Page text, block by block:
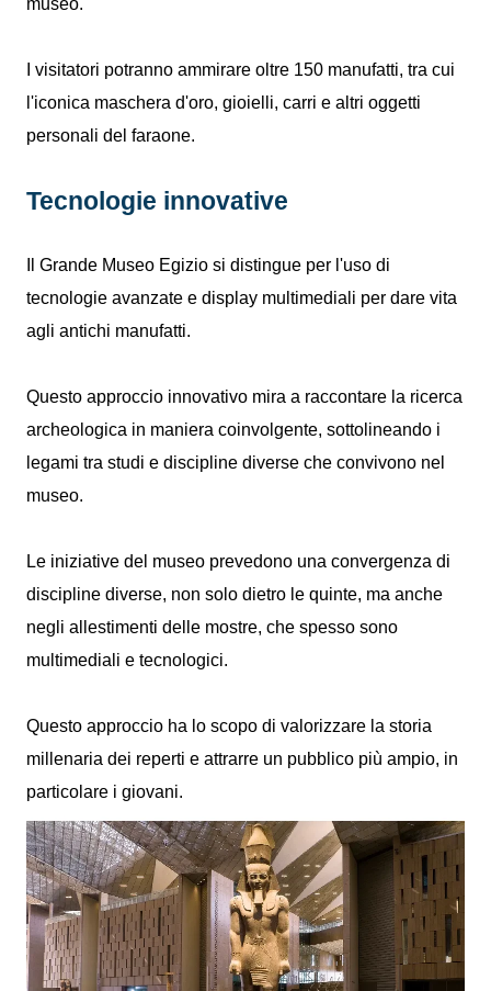
museo.
I visitatori potranno ammirare oltre 150 manufatti, tra cui
l'iconica maschera d'oro, gioielli, carri e altri oggetti
personali del faraone.
Tecnologie innovative
Il Grande Museo Egizio si distingue per l'uso di
tecnologie avanzate e display multimediali per dare vita
agli antichi manufatti.
Questo approccio innovativo mira a raccontare la ricerca
archeologica in maniera coinvolgente, sottolineando i
legami tra studi e discipline diverse che convivono nel
museo.
Le iniziative del museo prevedono una convergenza di
discipline diverse, non solo dietro le quinte, ma anche
negli allestimenti delle mostre, che spesso sono
multimediali e tecnologici.
Questo approccio ha lo scopo di valorizzare la storia
millenaria dei reperti e attrarre un pubblico più ampio, in
particolare i giovani.